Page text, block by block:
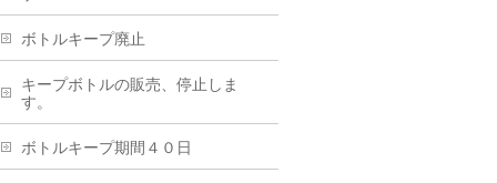
ボトルキープ廃止
キープボトルの販売、停止しま
す。
ボトルキープ期間４０日